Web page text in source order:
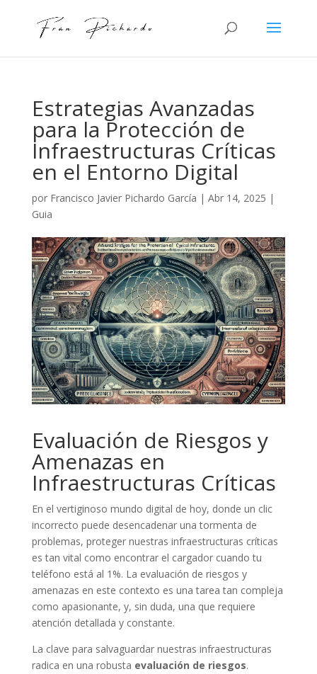
Estrategias Avanzadas
para la Protección de
Infraestructuras Críticas
en el Entorno Digital
por Francisco Javier Pichardo García | Abr 14, 2025 |
Guia
Evaluación de Riesgos y
Amenazas en
Infraestructuras Críticas
En el vertiginoso mundo digital de hoy, donde un clic
incorrecto puede desencadenar una tormenta de
problemas, proteger nuestras infraestructuras críticas
es tan vital como encontrar el cargador cuando tu
teléfono está al 1%. La evaluación de riesgos y
amenazas en este contexto es una tarea tan compleja
como apasionante, y, sin duda, una que requiere
atención detallada y constante.
La clave para salvaguardar nuestras infraestructuras
radica en una robusta evaluación de riesgos.